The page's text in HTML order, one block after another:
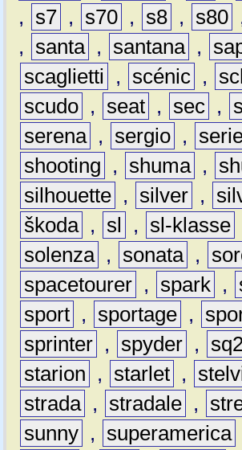
,
s7 , s70 , s8 , s80
,
santa , santana ,
scaglietti
, scénic ,
scudo , seat , sec ,
serena , sergio ,
shooting
, shuma ,
silhouette , silver ,
škoda , sl , sl-klasse
solenza , sonata ,
spacetourer , spark ,
sport , sportage ,
sprinter , spyder ,
starion
, starlet ,
strada , stradale ,
sunny , superamerica